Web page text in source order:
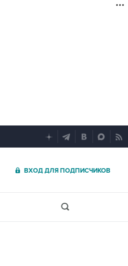
ВХОД ДЛЯ ПОДПИСЧИКОВ